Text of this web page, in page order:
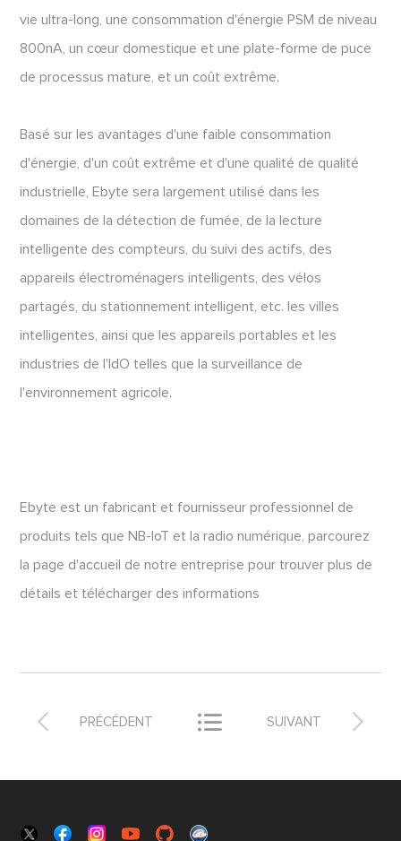
vie ultra-long, une consommation d'énergie PSM de niveau
800nA, un cœur domestique et une plate-forme de puce
de processus mature, et un coût extrême.
Basé sur les avantages d'une faible consommation
d'énergie, d'un coût extrême et d'une qualité de qualité
industrielle, Ebyte sera largement utilisé dans les
domaines de la détection de fumée, de la lecture
intelligente des compteurs, du suivi des actifs, des
appareils électroménagers intelligents, des vélos
partagés, du stationnement intelligent, etc. les villes
intelligentes, ainsi que les appareils portables et les
industries de l'IdO telles que la surveillance de
l'environnement agricole.
Ebyte est un fabricant et fournisseur professionnel de
produits tels que NB-IoT et la radio numérique, parcourez
la page d'accueil de notre entreprise pour trouver plus de
détails et télécharger des informations
 PRÉCÉDENT  
SUIVANT